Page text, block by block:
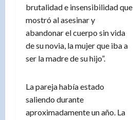
brutalidad e insensibilidad que
mostró al asesinar y
abandonar el cuerpo sin vida
de su novia, la mujer que iba a
ser la madre de su hijo”.
La pareja había estado
saliendo durante
aproximadamente un año. La